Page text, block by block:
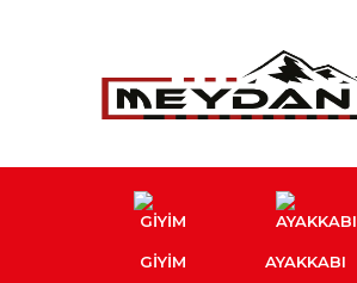
GİYİM AYAKKABI